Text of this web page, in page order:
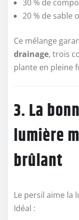
30 % de
20 % de sable
Ce mélange
drainage, trois
plante en pleine
3. La
lumière
brûlant
Le persil aime la
Idéal :